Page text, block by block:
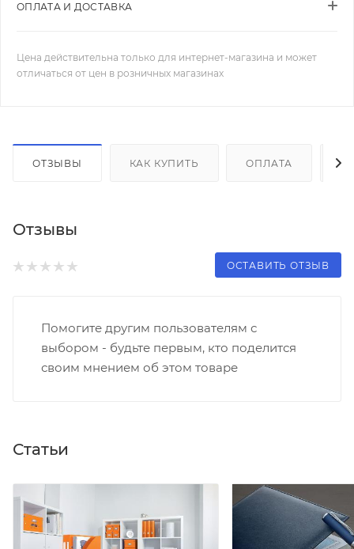
ОПЛАТА И ДОСТАВКА
Цена действительна только для интернет-магазина и может
отличаться от цен в розничных магазинах
ОТЗЫВЫ КАК КУПИТЬ ОПЛАТА
Отзывы
ОСТАВИТЬ ОТЗЫВ
Помогите другим пользователям с
выбором - будьте первым, кто поделится
своим мнением об этом товаре
Статьи